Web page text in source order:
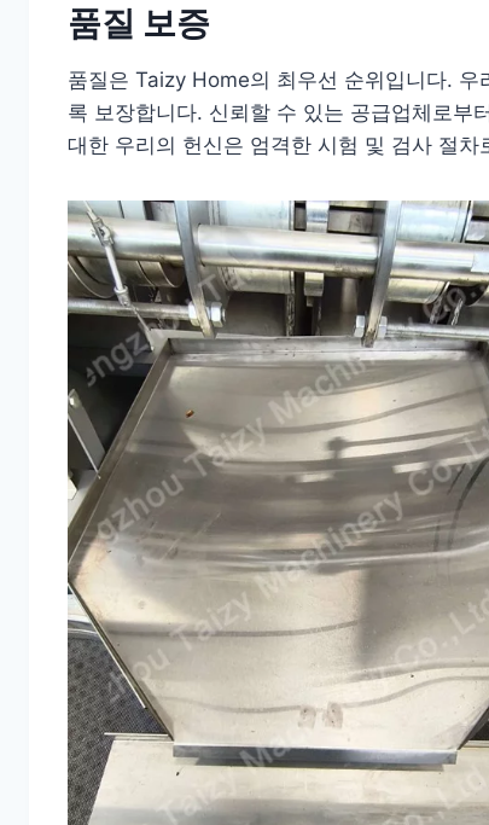
품질 보증
품질은 Taizy Home의 최우선 순위입니다.
록 보장합니다. 신뢰할 수 있는 공급업체로부
대한 우리의 헌신은 엄격한 시험 및 검사 절